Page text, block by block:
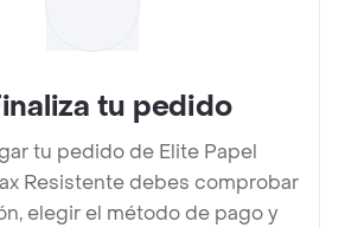
tu pedido
tu pedido de Elite Papel
Resistente debes comprobar
elegir el método de pago y